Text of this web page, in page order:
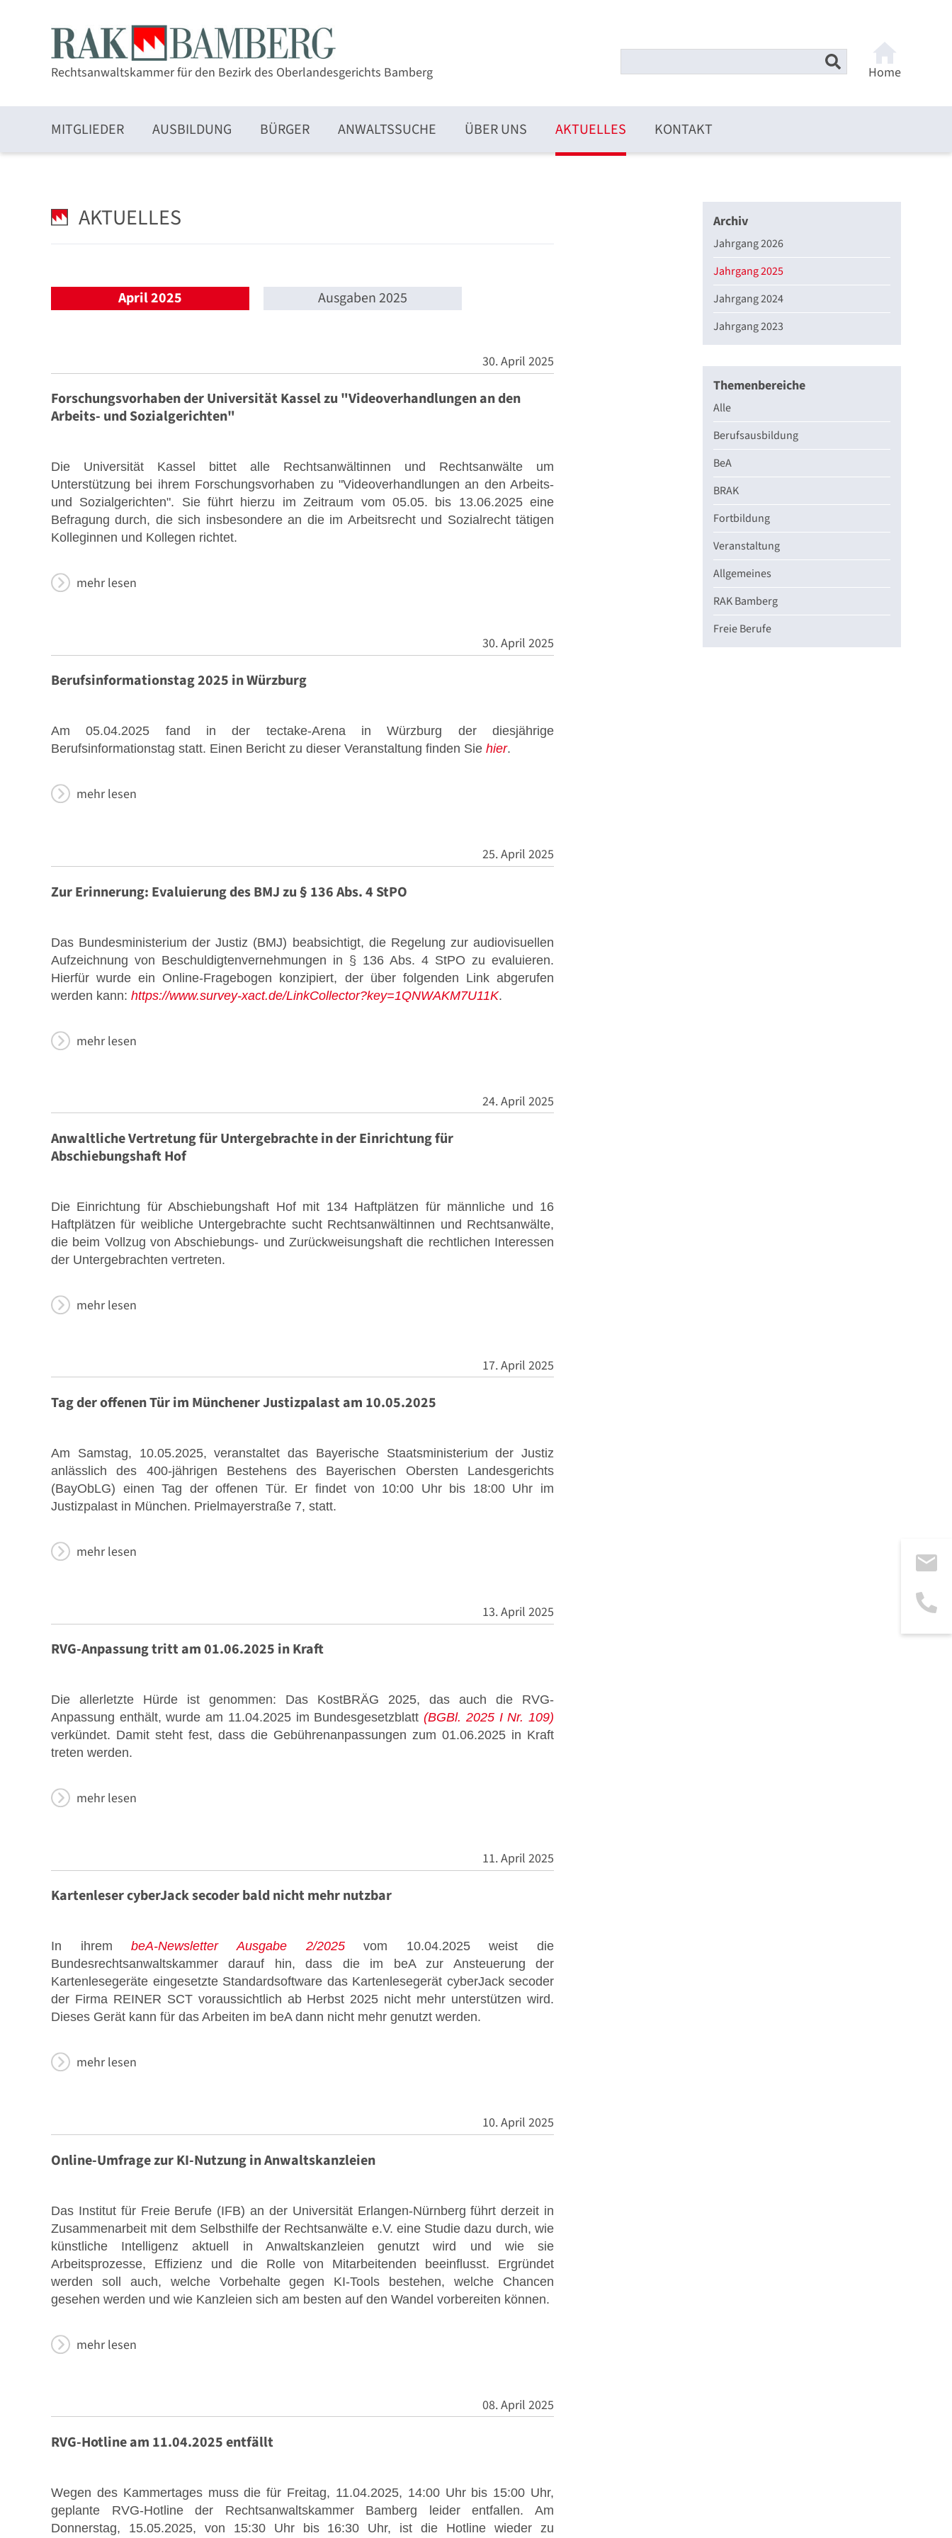
Rechtsanwaltskammer für den Bezirk des Oberlandesgerichts Bamberg Home
MITGLIEDER
Stellenmarkt
Formulare zum Download
AUSBILDUNG BÜRGER ANWALTSSUCHE ÜBER UNS AKTUELLES KONTAKT
AKTUELLES
April 2025 Ausgaben 2025
30. April 2025
Forschungsvorhaben der Universität Kassel zu "Videoverhandlungen an den
Arbeits- und Sozialgerichten"
Die Universität Kassel bittet alle Rechtsanwältinnen und Rechtsanwälte um
Unterstützung bei ihrem Forschungsvorhaben zu "Videoverhandlungen an den Arbeits-
und Sozialgerichten". Sie führt hierzu im Zeitraum vom 05.05. bis 13.06.2025 eine
Befragung durch, die sich insbesondere an die im Arbeitsrecht und Sozialrecht tätigen
Kolleginnen und Kollegen richtet.
mehr lesen
30. April 2025
Berufsinformationstag 2025 in Würzburg
Am 05.04.2025 fand in der tectake-Arena in Würzburg der diesjährige
Berufsinformationstag statt. Einen Bericht zu dieser Veranstaltung finden Sie hier.
mehr lesen
25. April 2025
Zur Erinnerung: Evaluierung des BMJ zu § 136 Abs. 4 StPO
Das Bundesministerium der Justiz (BMJ) beabsichtigt, die Regelung zur audiovisuellen
Aufzeichnung von Beschuldigtenvernehmungen in § 136 Abs. 4 StPO zu evaluieren.
Hierfür wurde ein Online-Fragebogen konzipiert, der über folgenden Link abgerufen
werden kann: https://www.survey-xact.de/LinkCollector?key=1QNWAKM7U11K.
mehr lesen
24. April 2025
Anwaltliche Vertretung für Untergebrachte in der Einrichtung für
Abschiebungshaft Hof
Die Einrichtung für Abschiebungshaft Hof mit 134 Haftplätzen für männliche und 16
Haftplätzen für weibliche Untergebrachte sucht Rechtsanwältinnen und Rechtsanwälte,
die beim Vollzug von Abschiebungs- und Zurückweisungshaft die rechtlichen Interessen
der Untergebrachten vertreten.
mehr lesen
17. April 2025
Tag der offenen Tür im Münchener Justizpalast am 10.05.2025
Am Samstag, 10.05.2025, veranstaltet das Bayerische Staatsministerium der Justiz
anlässlich des 400-jährigen Bestehens des Bayerischen Obersten Landesgerichts
(BayObLG) einen Tag der offenen Tür. Er findet von 10:00 Uhr bis 18:00 Uhr im
Justizpalast in München. Prielmayerstraße 7, statt.
mehr lesen
13. April 2025
RVG-Anpassung tritt am 01.06.2025 in Kraft
Die allerletzte Hürde ist genommen: Das KostBRÄG 2025, das auch die RVG-
Anpassung enthält, wurde am 11.04.2025 im Bundesgesetzblatt(BGBl. 2025 I Nr. 109)
verkündet. Damit steht fest, dass die Gebührenanpassungen zum 01.06.2025 in Kraft
treten werden.
mehr lesen
11. April 2025
Kartenleser cyberJack secoder bald nicht mehr nutzbar
In ihrembeA-Newsletter Ausgabe 2/2025vom 10.04.2025 weist die
Bundesrechtsanwaltskammer darauf hin, dass die im beA zur Ansteuerung der
Kartenlesegeräte eingesetzte Standardsoftware das Kartenlesegerät cyberJack secoder
der Firma REINER SCT voraussichtlich ab Herbst 2025 nicht mehr unterstützen wird.
Dieses Gerät kann für das Arbeiten im beA dann nicht mehr genutzt werden.
mehr lesen
10. April 2025
Online-Umfrage zur KI-Nutzung in Anwaltskanzleien
Das Institut für Freie Berufe (IFB) an der Universität Erlangen-Nürnberg führt derzeit in
Zusammenarbeit mit dem Selbsthilfe der Rechtsanwälte e.V. eine Studie dazu durch, wie
künstliche Intelligenz aktuell in Anwaltskanzleien genutzt wird und wie sie
Arbeitsprozesse, Effizienz und die Rolle von Mitarbeitenden beeinflusst. Ergründet
werden soll auch, welche Vorbehalte gegen KI-Tools bestehen, welche Chancen
gesehen werden und wie Kanzleien sich am besten auf den Wandel vorbereiten können.
mehr lesen
08. April 2025
RVG-Hotline am 11.04.2025 entfällt
Wegen des Kammertages muss die für Freitag, 11.04.2025, 14:00 Uhr bis 15:00 Uhr,
geplante RVG-Hotline der Rechtsanwaltskammer Bamberg leider entfallen. Am
Donnerstag, 15.05.2025, von 15:30 Uhr bis 16:30 Uhr, ist die Hotline wieder zu
Archiv
Jahrgang 2026
Jahrgang 2025
Jahrgang 2024
Jahrgang 2023
Themenbereiche
Alle
Berufsausbildung
BeA
BRAK
Fortbildung
Veranstaltung
Allgemeines
RAK Bamberg
Freie Berufe